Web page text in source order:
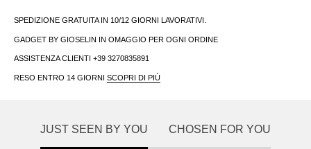
SPEDIZIONE GRATUITA IN 10/12 GIORNI LAVORATIVI.
GADGET BY GIOSELIN IN OMAGGIO PER OGNI ORDINE
ASSISTENZA CLIENTI +39 3270835891
RESO ENTRO 14 GIORNI SCOPRI DI PIÙ
JUST SEEN BY YOU CHOSEN FOR YOU